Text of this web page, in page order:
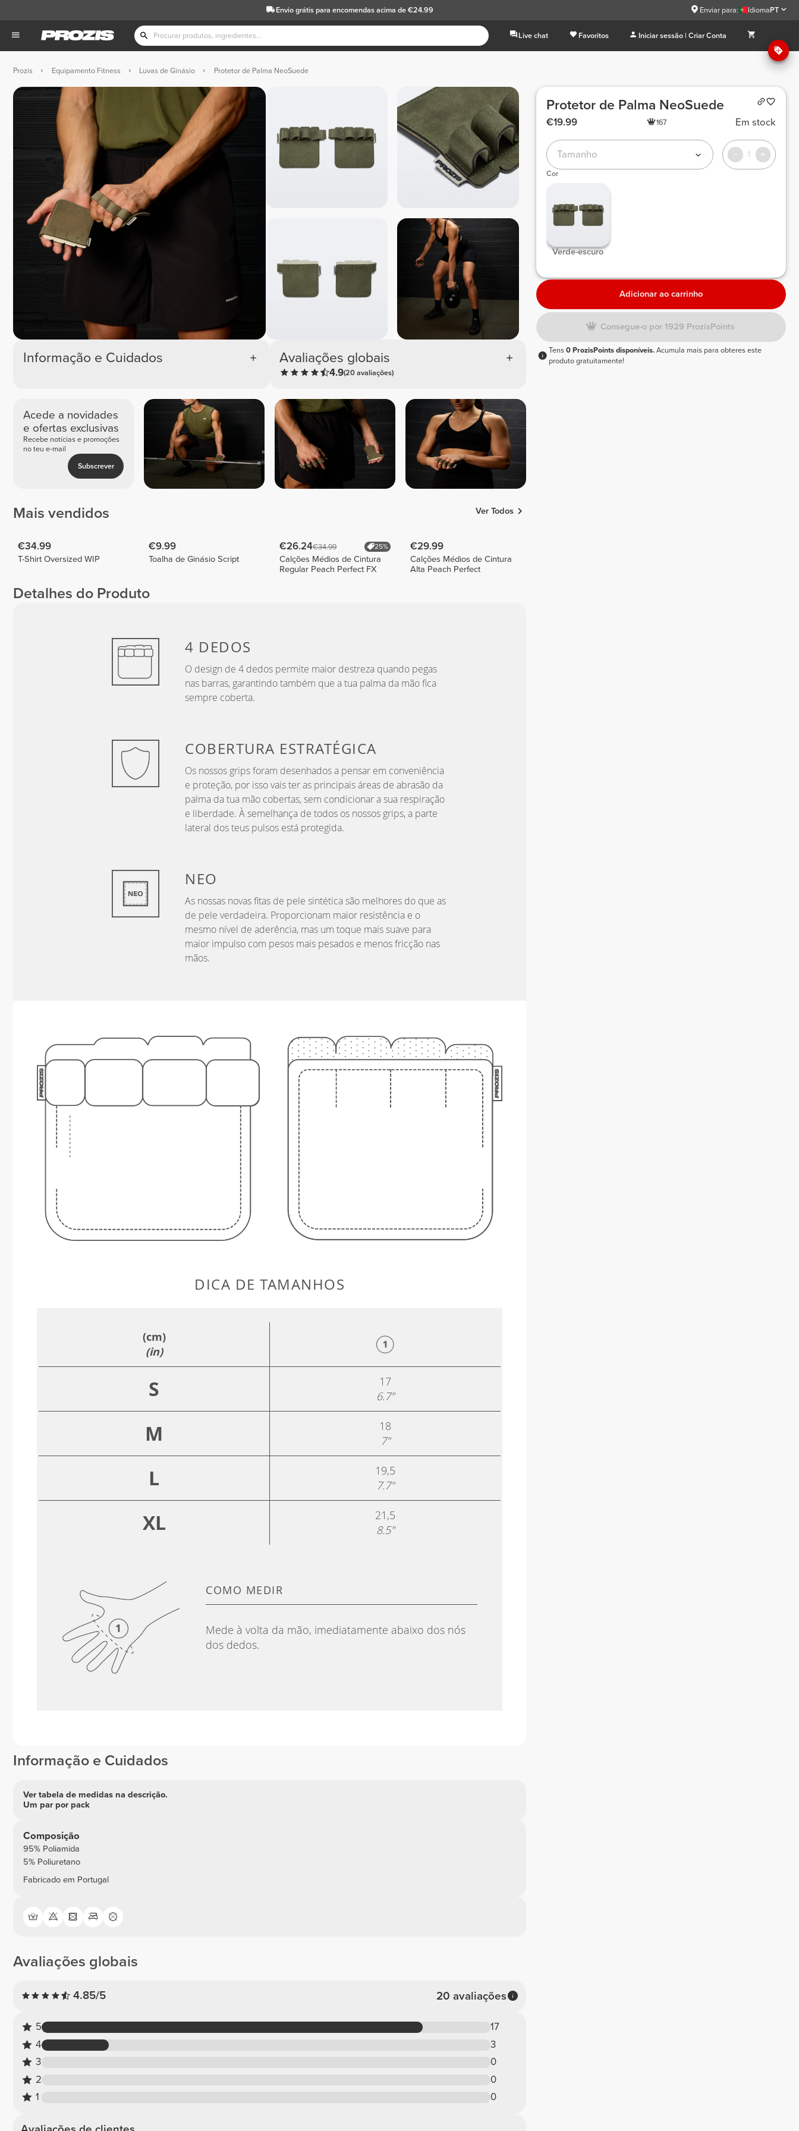
Envio grátispara encomendas acima de €24.99 Enviar para: IdiomaPT
Live chat Favoritos Iniciar sessão | Criar Conta
Prozis Equipamento Fitness Luvas de Ginásio Protetor de Palma NeoSuede
Informação e Cuidados Avaliações globais
4.9(20 avaliações)
Acede a novidades
e ofertas exclusivas
Recebe notícias e promoções
no teu e-mail
Subscrever
Mais vendidos Ver Todos
€34.99
T-Shirt Oversized WIP
€9.99
Toalha de Ginásio Script
€26.24€34.99 25%
Calções Médios de Cintura
Regular Peach Perfect FX
€29.99
Calções Médios de Cintura
Alta Peach Perfect
Detalhes do Produto
4 DEDOS
O design de 4 dedos permite maior destreza quando pegas
nas barras, garantindo também que a tua palma da mão fica
sempre coberta.
COBERTURA ESTRATÉGICA
Os nossos grips foram desenhados a pensar em conveniência
e proteção, por isso vais ter as principais áreas de abrasão da
palma da tua mão cobertas, sem condicionar a sua respiração
e liberdade. À semelhança de todos os nossos grips, a parte
lateral dos teus pulsos está protegida.
NEO
As nossas novas fitas de pele sintética são melhores do que as
de pele verdadeira. Proporcionam maior resistência e o
mesmo nível de aderência, mas um toque mais suave para
maior impulso com pesos mais pesados e menos fricção nas
mãos.
DICA DE TAMANHOS
(cm)
(in)
S
17
6.7"
M
18
7"
L
19,5
7.7"
XL
21,5
8.5"
COMO MEDIR
Mede à volta da mão, imediatamente abaixo dos nós
dos dedos.
Informação e Cuidados
Ver tabela de medidas na descrição.
Um par por pack
Composição
95% Poliamida
5% Poliuretano
Fabricado em Portugal
Avaliações globais
4.85/5 20 avaliações
5
17
4
3
3
0
2
0
1
0
Protetor de Palma NeoSuede
€19.99 167 Em stock
Tamanho 1
Cor
Verde-escuro
Adicionar ao carrinho
Consegue-o por 1929 ProzisPoints
Tens0 ProzisPoints disponíveis.Acumula mais para obteres este
produto gratuitamente!